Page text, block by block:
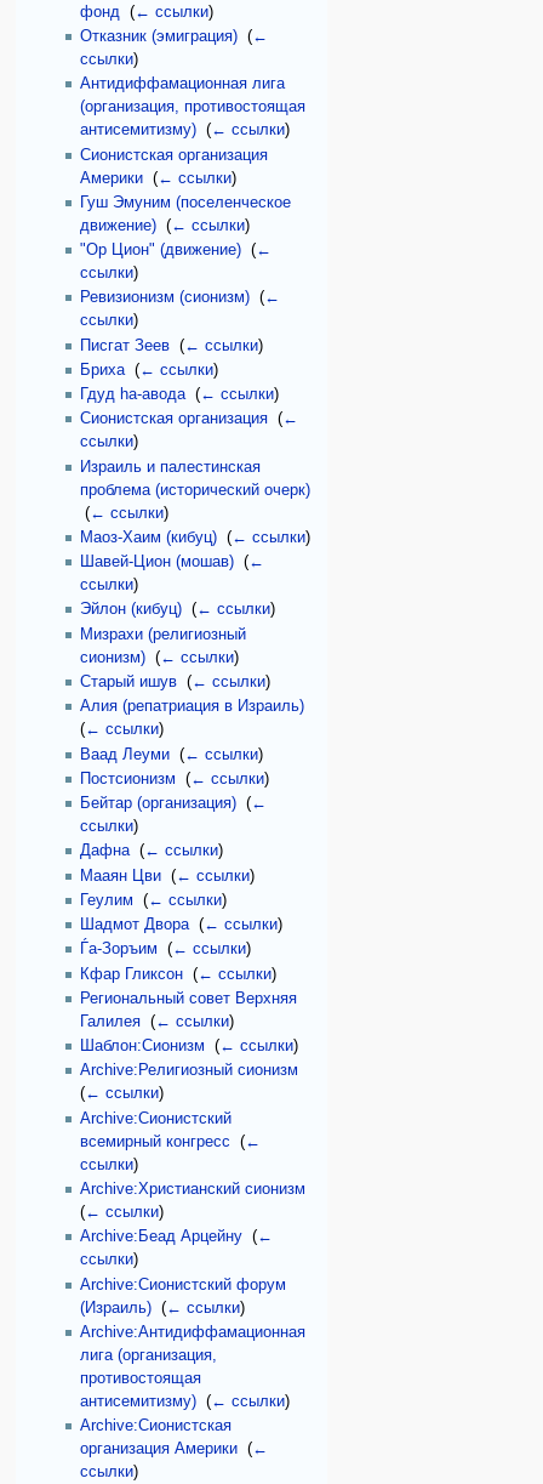
фонд ‎(← ссылки)
Отказник (эмиграция) ‎(←
ссылки)
Антидиффамационная лига
(организация, противостоящая
антисемитизму) ‎(← ссылки)
Сионистская организация
Америки ‎(← ссылки)
Гуш Эмуним (поселенческое
движение) ‎(← ссылки)
"Ор Цион" (движение) ‎(←
ссылки)
Ревизионизм (сионизм) ‎(←
ссылки)
Писгат Зеев ‎(← ссылки)
Бриха‎(← ссылки)
Гдуд hа-авода‎(← ссылки)
Сионистская организация ‎(←
ссылки)
Израиль и палестинская
проблема (исторический очерк)
‎(← ссылки)
Маоз-Хаим (кибуц) ‎(← ссылки)
Шавей-Цион (мошав) ‎(←
ссылки)
Эйлон (кибуц) ‎(← ссылки)
Мизрахи (религиозный
сионизм) ‎(← ссылки)
Старый ишув ‎(← ссылки)
Алия (репатриация в Израиль)
(← ссылки)
Ваад Леуми ‎(← ссылки)
Постсионизм ‎(← ссылки)
Бейтар (организация) ‎(←
ссылки)
Дафна‎(← ссылки)
Мааян Цви ‎(← ссылки)
Геулим ‎(← ссылки)
Шадмот Двора‎(← ссылки)
Ѓа-Зоръим ‎(← ссылки)
Кфар Гликсон ‎(← ссылки)
Региональный совет Верхняя
Галилея ‎(← ссылки)
Шаблон:Сионизм ‎(← ссылки)
Archive:Религиозный сионизм
(← ссылки)
Archive:Сионистский
всемирный конгресс ‎(←
ссылки)
Archive:Христианский сионизм
(← ссылки)
Archive:Беад Арцейну ‎(←
ссылки)
Archive:Сионистский форум
(Израиль) ‎(← ссылки)
Archive:Антидиффамационная
лига (организация,
противостоящая
антисемитизму) ‎(← ссылки)
Archive:Сионистская
организация Америки ‎(←
ссылки)